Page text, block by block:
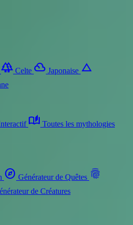
forest Celte filter_drama Japonaise change_history
auto_stories Toutes les mythologies
explore Générateur de Quêtes fingerprint
de Créatures